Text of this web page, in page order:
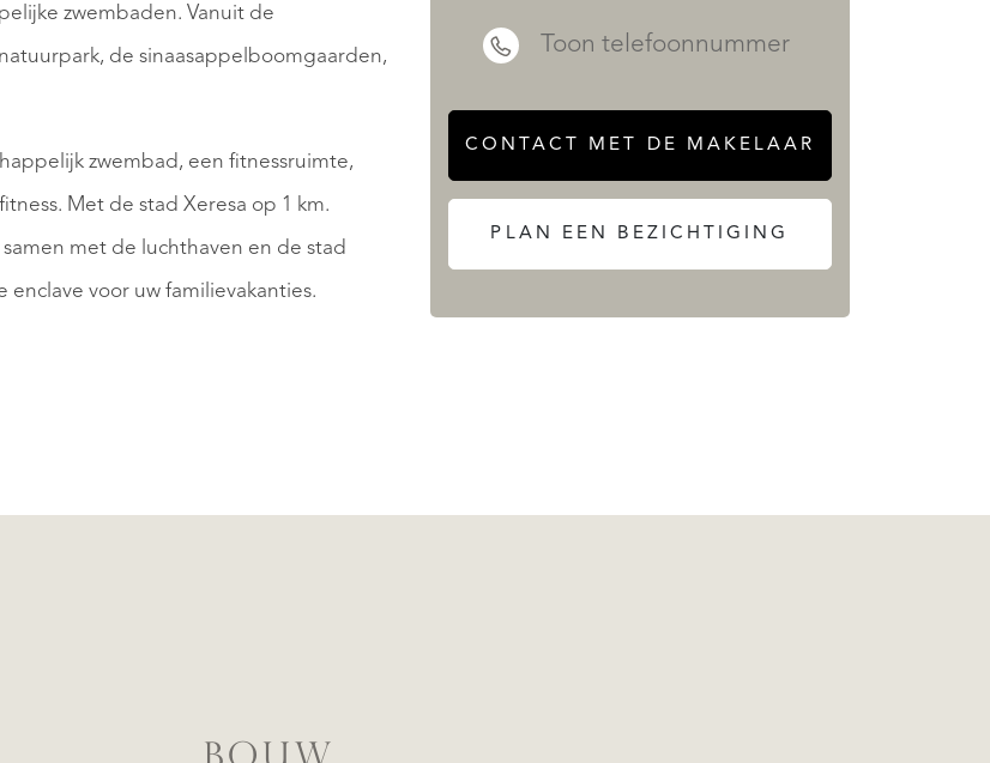
zwembaden. Vanuit de
de sinaasappelboomgaarden,
zwembad, een fitnessruimte,
Met de stad Xeresa op 1 km.
met de luchthaven en de stad
enclave voor uw familievakanties.
Toon telefoonnummer
CONTACT MET DE MAKELAAR
PLAN EEN BEZICHTIGING
QUALIS INTERNATIONAL REALTY